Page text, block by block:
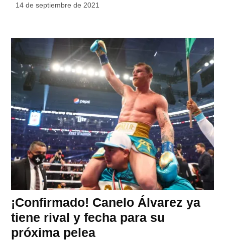
14 de septiembre de 2021
¡Confirmado! Canelo Álvarez ya
tiene rival y fecha para su
próxima pelea